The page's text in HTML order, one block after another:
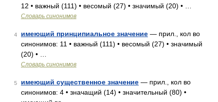
12 • важный (111) • весомый (27) • значимый (20) • …
Словарь синонимов
4 имеющий принципиальное значение — прил., кол во
синонимов: 11 • важный (111) • весомый (27) • значимый
(20) • …
Словарь синонимов
5 имеющий существенное значение — прил., кол во
синонимов: 4 • значащий (14) • значительный (80) •